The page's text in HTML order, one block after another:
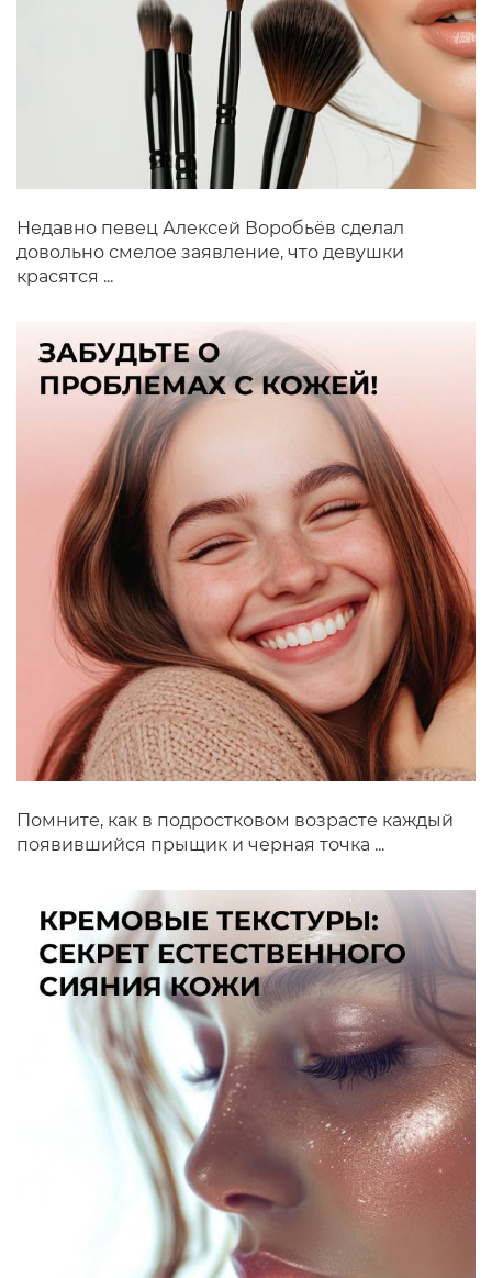
Недавно певец Алексей Воробьёв сделал
довольно смелое заявление, что девушки
красятся ...
Помните, как в подростковом возрасте каждый
появившийся прыщик и черная точка ...